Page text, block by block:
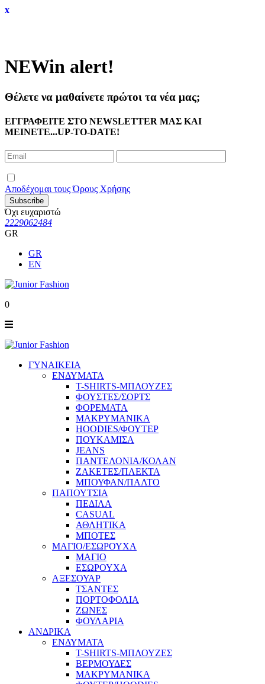
x
NEWin alert!
Θέλετε να μαθαίνετε πρώτοι τα νέα μας;
ΕΓΓΡΑΦΕΙΤΕ ΣΤΟ NEWSLETTER ΜΑΣ ΚΑΙ
ΜΕΙΝΕΤΕ...UP-TO-DATE!
Αποδέχομαι τους Όρους Χρήσης
Subscribe
Όχι ευχαριστώ
2229062484
GR
GR
EN
0
ΓΥΝΑΙΚΕΙΑ
ΕΝΔΥΜΑΤΑ
T-SHIRTS-ΜΠΛΟΥΖΕΣ
ΦΟΥΣΤΕΣ/ΣΟΡΤΣ
ΦΟΡΕΜΑΤΑ
ΜΑΚΡΥΜΑΝΙΚΑ
HOODIES/ΦΟΥΤΕΡ
ΠΟΥΚΑΜΙΣΑ
JEANS
ΠΑΝΤΕΛΟΝΙΑ/ΚΟΛΑΝ
ΖΑΚΕΤΕΣ/ΠΛΕΚΤΑ
ΜΠΟΥΦΑΝ/ΠΑΛΤΟ
ΠΑΠΟΥΤΣΙΑ
ΠΕΔΙΛΑ
CASUAL
ΑΘΛΗΤΙΚΑ
ΜΠΟΤΕΣ
ΜΑΓΙΟ/ΕΣΩΡΟΥΧΑ
ΜΑΓΙΟ
ΕΣΩΡΟΥΧΑ
ΑΞΕΣΟΥΑΡ
ΤΣΑΝΤΕΣ
ΠΟΡΤΟΦΟΛΙΑ
ΖΩΝΕΣ
ΦΟΥΛΑΡΙΑ
ΑΝΔΡΙΚΑ
ΕΝΔΥΜΑΤΑ
T-SHIRTS-ΜΠΛΟΥΖΕΣ
ΒΕΡΜΟΥΔΕΣ
ΜΑΚΡΥΜΑΝΙΚΑ